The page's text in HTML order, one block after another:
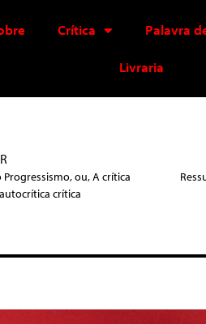
Crítica Palavra
Livraria
Progressismo, ou, A crítica
crítica